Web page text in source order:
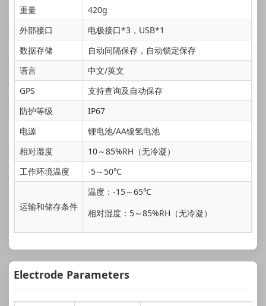
重量
420g
外部接口
电极接口*3，USB*1
数据存储
自动间隔保存，自动锁定保存
语言
中文/英文
GPS
支持查询及自动保存
防护等级
IP67
电源
锂电池/AA镍氢电池
相对湿度
10～85%RH（无冷凝）
工作环境温度
-5～50℃
运输和储存条件
温度：-15～65℃
相对湿度：5～85%RH（无冷凝）
Electrode Parameters